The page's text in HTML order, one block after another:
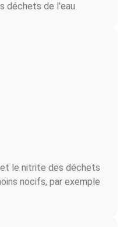
déchets de l'eau.
le nitrite des déchets
nocifs, par exemple